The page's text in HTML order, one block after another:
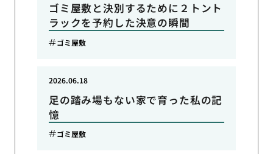
ゴミ屋敷と決別するために２トント
ラックを予約した決意の瞬間
ゴミ屋敷
足の踏み場もない家で育った私の記
憶
2026.06.18
ゴミ屋敷